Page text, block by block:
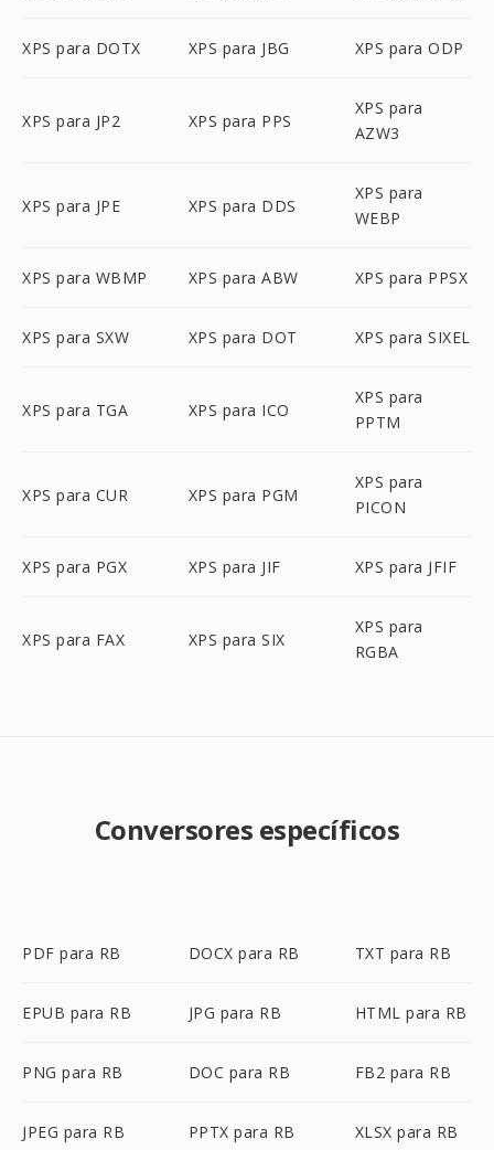
XPS para DOTX XPS para JBG XPS para ODP
XPS para JP2 XPS para PPS
XPS para
AZW3
XPS para JPE XPS para DDS
XPS para
WEBP
XPS para WBMP XPS para ABW XPS para PPSX
XPS para SXW XPS para DOT XPS para SIXEL
XPS para TGA XPS para ICO
XPS para
PPTM
XPS para CUR XPS para PGM
XPS para
PICON
XPS para PGX XPS para JIF XPS para JFIF
XPS para FAX XPS para SIX
XPS para
RGBA
Conversores específicos
PDF para RB DOCX para RB TXT para RB
EPUB para RB JPG para RB HTML para RB
PNG para RB DOC para RB FB2 para RB
JPEG para RB PPTX para RB XLSX para RB